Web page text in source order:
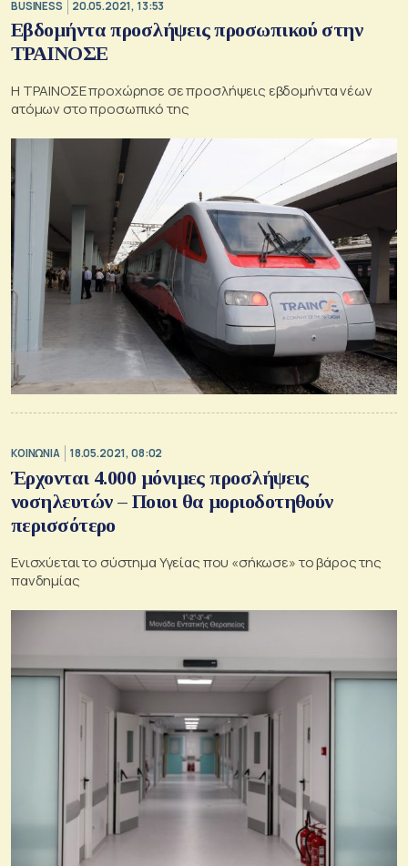
BUSINESS 20.05.2021, 13:53
Εβδομήντα προσλήψεις προσωπικού στην
ΤΡΑΙΝΟΣΕ
Η ΤΡΑΙΝΟΣΕ προχώρησε σε προσλήψεις εβδομήντα νέων
ατόμων στο προσωπικό της
ΚΟΙΝΩΝΙΑ 18.05.2021, 08:02
Έρχονται 4.000 μόνιμες προσλήψεις
νοσηλευτών – Ποιοι θα μοριοδοτηθούν
περισσότερο
Ενισχύεται το σύστημα Υγείας που «σήκωσε» το βάρος της
πανδημίας